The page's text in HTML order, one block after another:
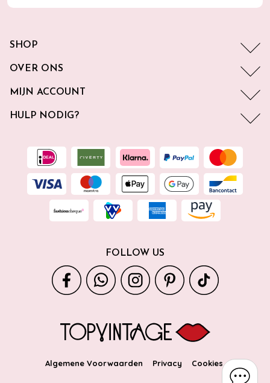
SHOP
OVER ONS
MIJN ACCOUNT
HULP NODIG?
FOLLOW US
Algemene Voorwaarden Privacy Cookies